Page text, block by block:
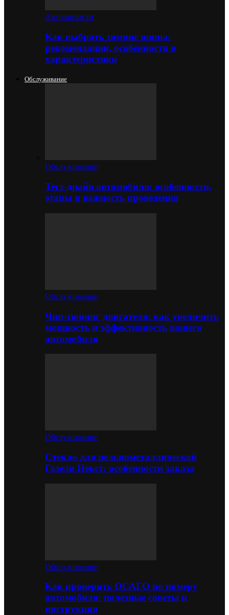
Автозапчасти
Как выбрать зимние шины:
рекомендации, особенности и
характеристики
Обслуживание
Обслуживание
Тест-драйв автомобиля: особенности,
этапы и важность проведения
Обслуживание
Чип-тюнинг двигателя: как увеличить
мощность и эффективность вашего
автомобиля
Обслуживание
Стекло для цельнометаллической
Газели Некст: особенности заказа
Обслуживание
Как проверить ОСАГО по номеру
автомобиля: полезные советы и
инструкция